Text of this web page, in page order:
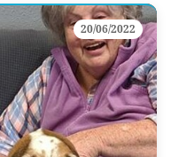
20/06/2022